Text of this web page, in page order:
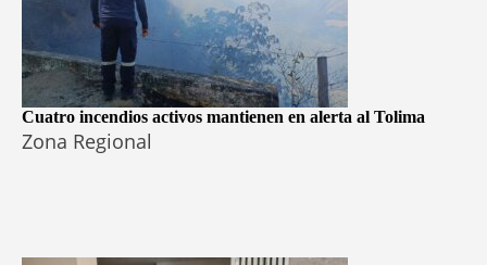
Cuatro incendios activos mantienen en alerta al Tolima
Zona Regional